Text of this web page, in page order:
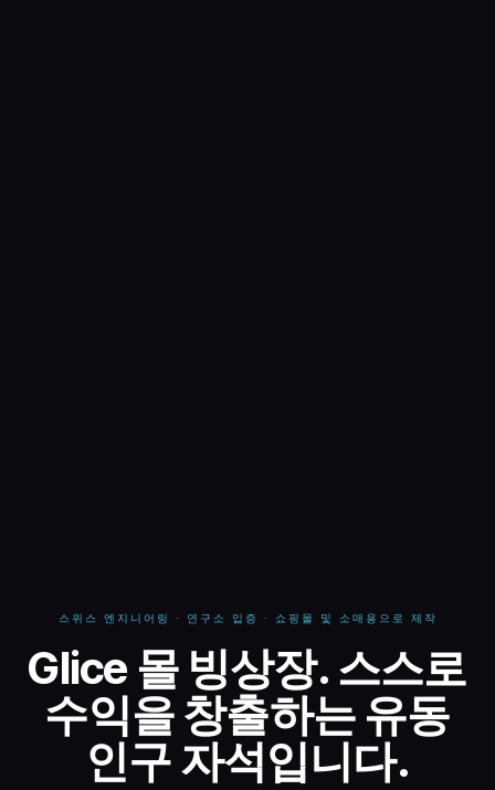
스위스 엔지니어링 · 연구소 입증 · 쇼핑몰 및 소매용으로 제작
Glice 몰 빙상장 -
Glice 몰 빙상장. 스스로
수익을 창출하는 유동
인구 자석입니다.